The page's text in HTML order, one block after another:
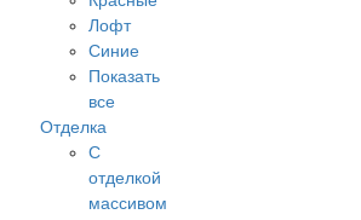
Лофт
Синие
Показать
все
Отделка
С
отделкой
массивом